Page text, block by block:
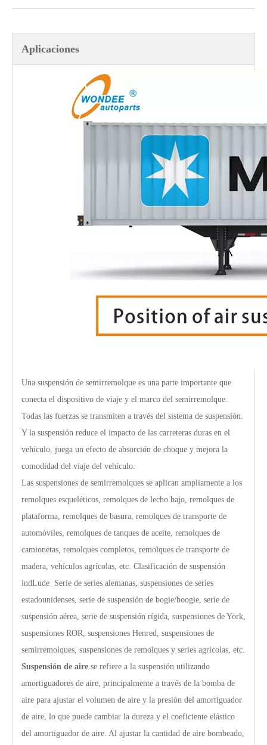
Aplicaciones
Una suspensión de semirremolque es una parte importante que
conecta el dispositivo de viaje y el marco del semirremolque.
Todas las fuerzas se transmiten a través del sistema de suspensión.
Y la suspensión reduce el impacto de las carreteras duras en el
vehículo, juega un efecto de absorción de choque y mejora la
comodidad del viaje del vehículo.
Las suspensiones de semirremolques se aplican ampliamente a los
remolques esqueléticos, remolques de lecho bajo, remolques de
plataforma, remolques de basura, remolques de transporte de
automóviles, remolques de tanques de aceite, remolques de
camionetas, remolques completos, remolques de transporte de
madera, vehículos agrícolas, etc. Clasificación de suspensión
indLude Serie de series alemanas, suspensiones de series
estadounidenses, serie de suspensión de bogie/boogie, serie de
suspensión aérea, serie de suspensión rígida, suspensiones de York,
suspensiones ROR, suspensiones Henred, suspensiones de
semirremolques, suspensiones de remolques y series agrícolas, etc.
Suspensión de aire se refiere a la suspensión utilizando
amortiguadores de aire, principalmente a través de la bomba de
aire para ajustar el volumen de aire y la presión del amortiguador
de aire, lo que puede cambiar la dureza y el coeficiente elástico
del amortiguador de aire. Al ajustar la cantidad de aire bombeado,